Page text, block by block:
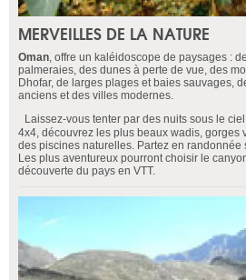
MERVEILLES DE LA NATURE
Oman, offre un kaléidoscope de paysages :
palmeraies, des dunes à perte de vue, des
Dhofar, de larges plages et baies sauvages,
anciens et des villes modernes.
Laissez-vous tenter par des nuits sous le
4x4, découvrez les plus beaux wadis, gorges
des piscines naturelles. Partez en
Les plus aventureux pourront choisir le
découverte du pays en VTT.